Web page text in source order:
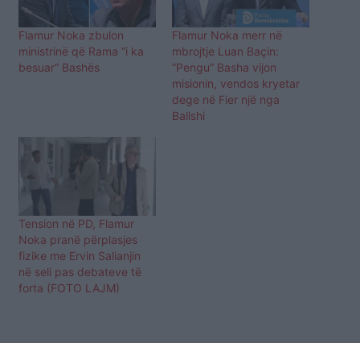
Flamur Noka zbulon
ministrinë që Rama “i ka
besuar” Bashës
Flamur Noka merr në
mbrojtje Luan Baçin:
“Pengu” Basha vijon
misionin, vendos kryetar
dege në Fier një nga
Ballshi
Tension në PD, Flamur
Noka pranë përplasjes
fizike me Ervin Salianjin
në seli pas debateve të
forta (FOTO LAJM)